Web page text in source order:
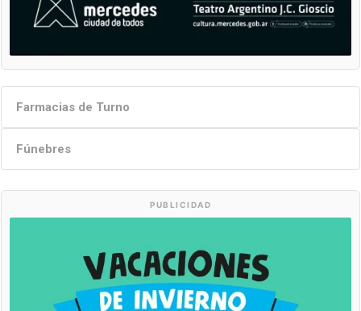
Farmacias de Turno
Fúnebres
PUBLICIDAD